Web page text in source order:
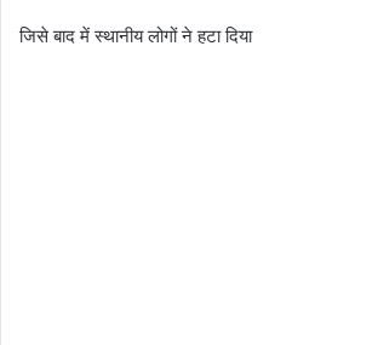
जिसे बाद में स्थानीय लोगों ने हटा दिया